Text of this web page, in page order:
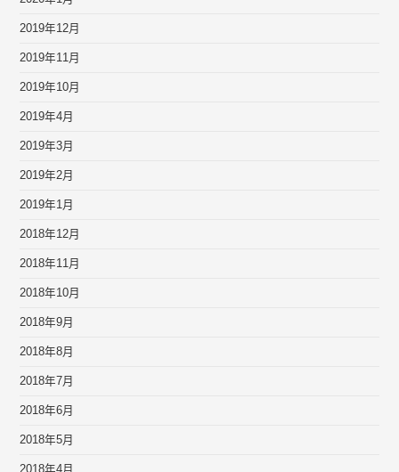
2019年12月
2019年11月
2019年10月
2019年4月
2019年3月
2019年2月
2019年1月
2018年12月
2018年11月
2018年10月
2018年9月
2018年8月
2018年7月
2018年6月
2018年5月
2018年4月